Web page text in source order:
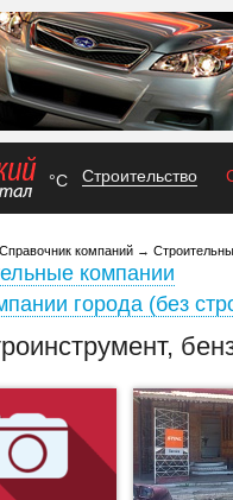
°C Строительство
Справочник компаний →
компании
города (без